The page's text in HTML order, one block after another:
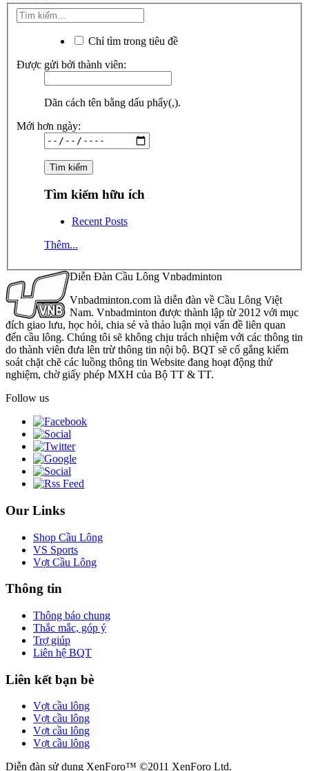
Chỉ tìm trong tiêu đề
Được gửi bởi thành viên:
Dãn cách tên bằng dấu phẩy(,).
Mới hơn ngày:
Tìm kiếm hữu ích
Recent Posts
Thêm...
Diễn Đàn Cầu Lông Vnbadminton
Vnbadminton.com là diễn đàn về Cầu Lông Việt
Nam. Vnbadminton được thành lập từ 2012 với mục
đích giao lưu, học hỏi, chia sẻ và thảo luận mọi vấn đề liên quan
đến cầu lông. Chúng tôi sẽ không chịu trách nhiệm với các thông tin
do thành viên đưa lên trừ thông tin nội bộ. BQT sẽ cố gắng kiểm
soát chặt chẽ các luồng thông tin Website đang hoạt động thử
nghiệm, chờ giấy phép MXH của Bộ TT & TT.
Follow us
Our Links
Shop Cầu Lông
VS Sports
Vợt Cầu Lông
Thông tin
Thông báo chung
Thắc mắc, góp ý
Trợ giúp
Liên hệ BQT
Liên kết bạn bè
Vợt cầu lông
Vợt cầu lông
Vợt cầu lông
Vợt cầu lông
Diễn đàn sử dụng XenForo™ ©2011 XenForo Ltd.